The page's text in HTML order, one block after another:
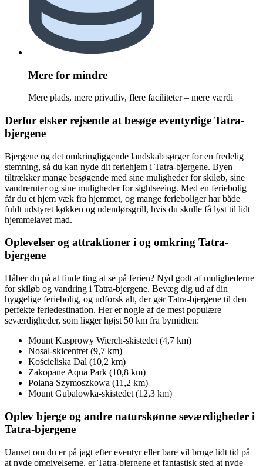
Mere for mindre
Mere plads, mere privatliv, flere faciliteter – mere værdi
Derfor elsker rejsende at besøge eventyrlige Tatra-
bjergene
Bjergene og det omkringliggende landskab sørger for en fredelig
stemning, så du kan nyde dit feriehjem i Tatra-bjergene. Byen
tiltrækker mange besøgende med sine muligheder for skiløb, sine
vandreruter og sine muligheder for sightseeing. Med en feriebolig
får du et hjem væk fra hjemmet, og mange ferieboliger har både
fuldt udstyret køkken og udendørsgrill, hvis du skulle få lyst til lidt
hjemmelavet mad.
Oplevelser og attraktioner i og omkring Tatra-
bjergene
Håber du på at finde ting at se på ferien? Nyd godt af mulighederne
for skiløb og vandring i Tatra-bjergene. Bevæg dig ud af din
hyggelige feriebolig, og udforsk alt, der gør Tatra-bjergene til den
perfekte feriedestination. Her er nogle af de mest populære
seværdigheder, som ligger højst 50 km fra bymidten:
Mount Kasprowy Wierch-skistedet (4,7 km)
Nosal-skicentret (9,7 km)
Kościeliska Dal (10,2 km)
Zakopane Aqua Park (10,8 km)
Polana Szymoszkowa (11,2 km)
Mount Gubalowka-skistedet (12,3 km)
Oplev bjerge og andre naturskønne seværdigheder i
Tatra-bjergene
Uanset om du er på jagt efter eventyr eller bare vil bruge lidt tid på
at nyde omgivelserne, er Tatra-bjergene et fantastisk sted at nyde